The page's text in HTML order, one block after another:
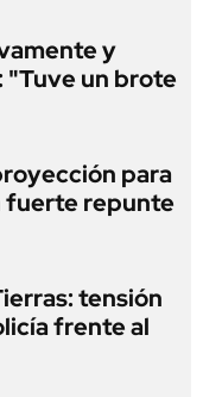
y
"Tuve un brote
para
fuerte repunte
tensión
frente al